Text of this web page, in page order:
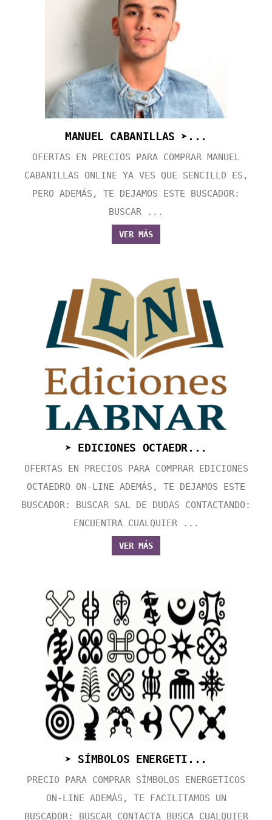
MANUEL CABANILLAS ➤...
OFERTAS EN PRECIOS PARA COMPRAR MANUEL
CABANILLAS ONLINE YA VES QUE SENCILLO ES,
PERO ADEMÁS, TE DEJAMOS ESTE BUSCADOR:
BUSCAR ...
VER MÁS
➤ EDICIONES OCTAEDR...
OFERTAS EN PRECIOS PARA COMPRAR EDICIONES
OCTAEDRO ON-LINE ADEMÁS, TE DEJAMOS ESTE
BUSCADOR: BUSCAR SAL DE DUDAS CONTACTANDO:
ENCUENTRA CUALQUIER ...
VER MÁS
➤ SÍMBOLOS ENERGETI...
PRECIO PARA COMPRAR SÍMBOLOS ENERGETICOS
ON-LINE ADEMÁS, TE FACILITAMOS UN
BUSCADOR: BUSCAR CONTACTA BUSCA CUALQUIER